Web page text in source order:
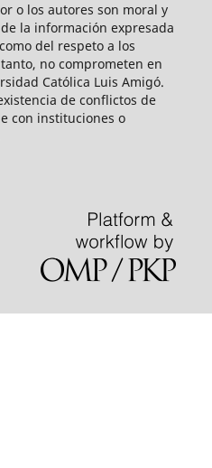
o los autores son moral y
la información expresada
del respeto a los
no comprometen en
Católica Luis Amigó.
de conflictos de
con instituciones o